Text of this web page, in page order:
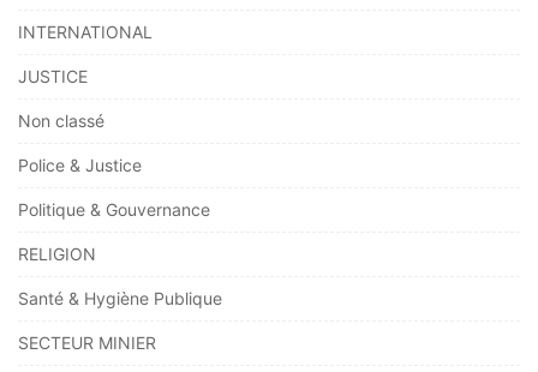
INTERNATIONAL
JUSTICE
Non classé
Police & Justice
Politique & Gouvernance
RELIGION
Santé & Hygiène Publique
SECTEUR MINIER